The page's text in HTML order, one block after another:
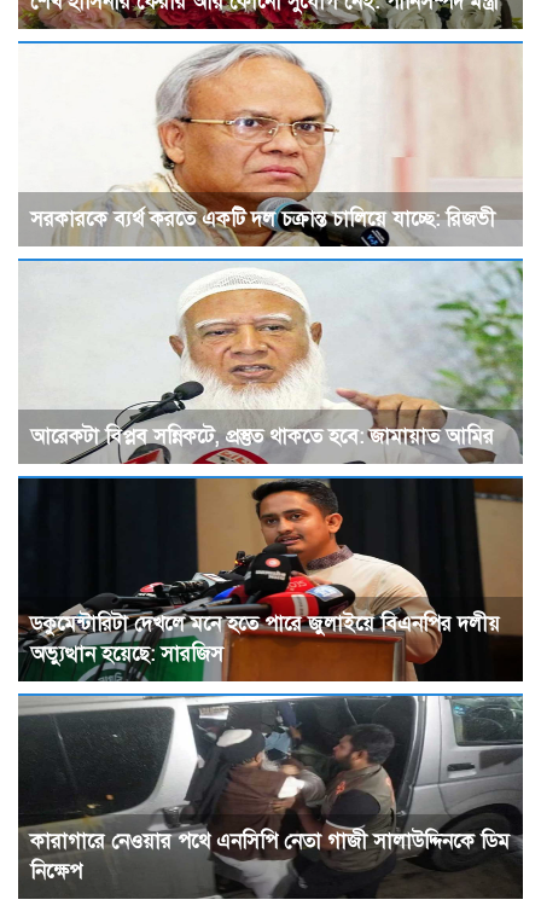
সরকারকে ব্যর্থ করতে একটি দল চক্রান্ত চালিয়ে যাচ্ছে: রিজভী
আরেকটা বিপ্লব সন্নিকটে, প্রস্তুত থাকতে হবে: জামায়াত আমির
ডকুমেন্টারিটা দেখলে মনে হতে পারে জুলাইয়ে বিএনপির দলীয়
অভ্যুত্থান হয়েছে: সারজিস
কারাগারে নেওয়ার পথে এনসিপি নেতা গাজী সালাউদ্দিনকে ডিম
নিক্ষেপ